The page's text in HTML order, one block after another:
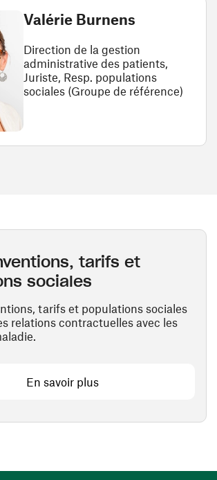
Valérie Burnens
Direction de la gestion
administrative des patients,
Juriste, Resp. populations
sociales (Groupe de référence)
tarifs et
sociales
tarifs et populations sociales
relations contractuelles avec les
En savoir plus